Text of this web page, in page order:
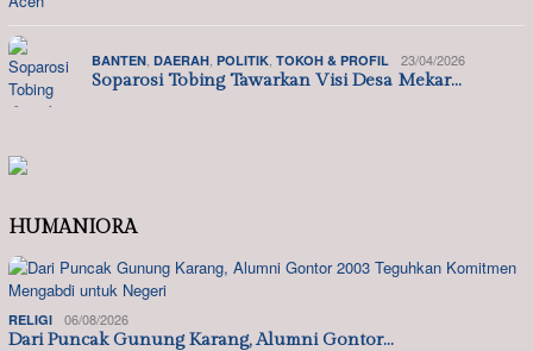
BANTEN DAERAH POLITIK TOKOH & PROFIL 23/04/2026
Soparosi Tobing Tawarkan Visi Desa Mekar…
HUMANIORA
RELIGI 06/08/2026
Dari Puncak Gunung Karang, Alumni Gontor…